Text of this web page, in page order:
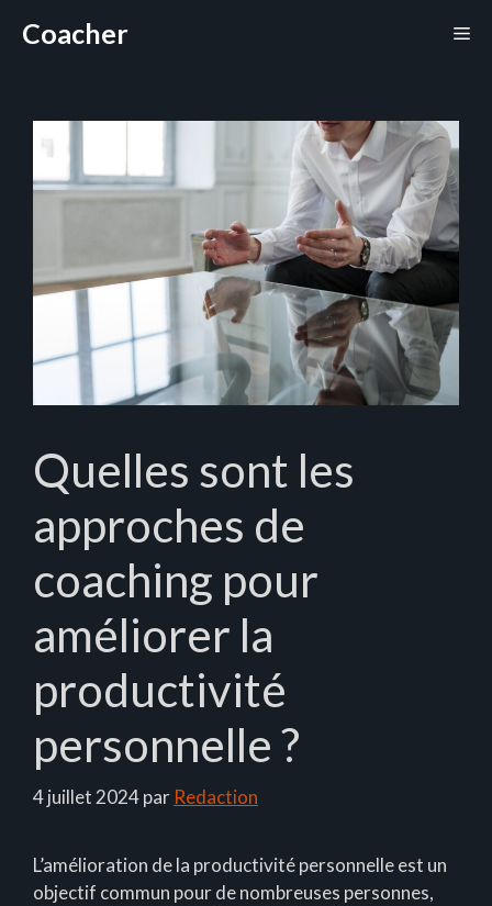
Coacher
Quelles sont les
approches de
coaching pour
améliorer la
productivité
personnelle ?
4 juillet 2024par Redaction
L’amélioration de la productivité personnelle est un
objectif commun pour de nombreuses personnes,